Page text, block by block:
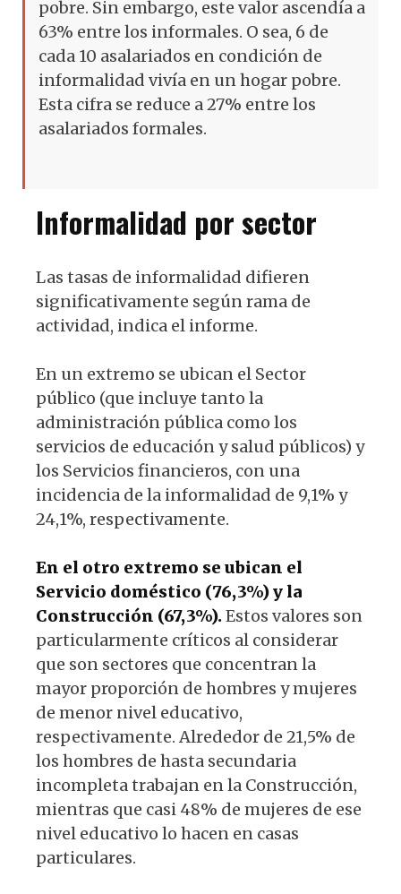
pobre. Sin embargo, este valor ascendía a
63% entre los informales. O sea, 6 de
cada 10 asalariados en condición de
informalidad vivía en un hogar pobre.
Esta cifra se reduce a 27% entre los
asalariados formales.
Informalidad por sector
Las tasas de informalidad difieren
significativamente según rama de
actividad, indica el informe.
En un extremo se ubican el Sector
público (que incluye tanto la
administración pública como los
servicios de educación y salud públicos) y
los Servicios financieros, con una
incidencia de la informalidad de 9,1% y
24,1%, respectivamente.
En el otro extremo se ubican el
Servicio doméstico (76,3%) y la
Construcción (67,3%).Estos valores son
particularmente críticos al considerar
que son sectores que concentran la
mayor proporción de hombres y mujeres
de menor nivel educativo,
respectivamente. Alrededor de 21,5% de
los hombres de hasta secundaria
incompleta trabajan en la Construcción,
mientras que casi 48% de mujeres de ese
nivel educativo lo hacen en casas
particulares.